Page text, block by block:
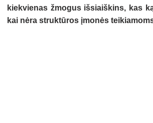
kiekvienas žmogus išsiaiškins, kas
kai nėra struktūros įmonės